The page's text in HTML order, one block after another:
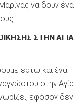
Μαρίνας να δουν ένα
ΣΤΗΝ ΑΓΙΑ
έστω και ένα
στην Αγία
εφόσον δεν